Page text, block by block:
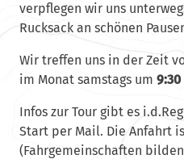
verpflegen wir uns
Rucksack an schönen
Wir treffen uns in der Zeit
im Monat samstags um 9:30
Infos zur Tour gibt es
Start per Mail. Die Anfahrt
(Fahrgemeinschaften